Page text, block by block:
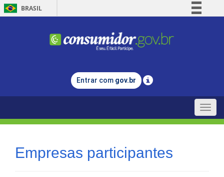
BRASIL
Comunica BR
Legislação
Entrar com gov.br
Toggle
Empresas participantes